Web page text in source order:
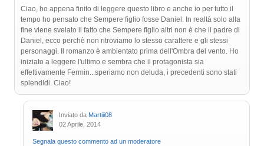
Ciao, ho appena finito di leggere questo libro e anche io per tutto il
tempo ho pensato che Sempere figlio fosse Daniel. In realtà solo alla
fine viene svelato il fatto che Sempere figlio altri non è che il padre di
Daniel, ecco perchè non ritroviamo lo stesso carattere e gli stessi
personaggi. Il romanzo è ambientato prima dell'Ombra del vento. Ho
iniziato a leggere l'ultimo e sembra che il protagonista sia
effettivamente Fermin...speriamo non deluda, i precedenti sono stati
splendidi. Ciao!
Inviato da Martiii08
02 Aprile, 2014
Segnala questo commento ad un moderatore